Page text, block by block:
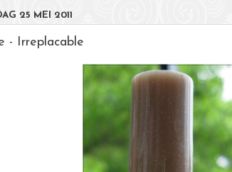
25 MEI 2011
- Irreplacable